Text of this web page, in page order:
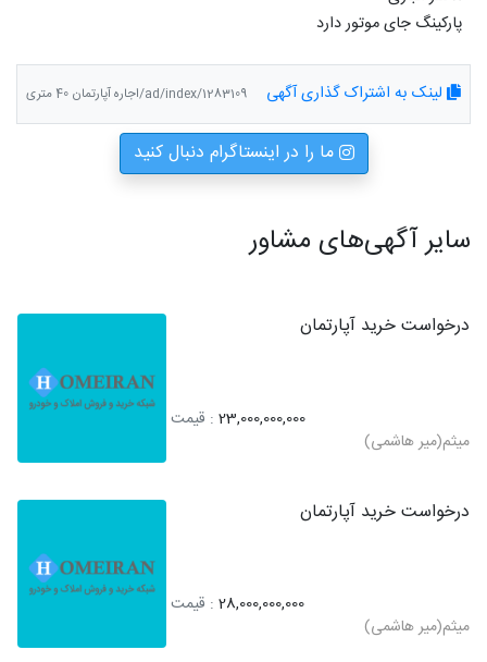
پارکینگ جای موتور دارد
لینک به اشتراک گذاری آگهی ad/index/1283109/اجاره آپارتمان 40 متری
ما را در اینستاگرام دنبال کنید
سایر آگهی‌های مشاور
درخواست خرید آپارتمان
23,000,000,000 : قیمت
میثم(میر هاشمی)
درخواست خرید آپارتمان
28,000,000,000 : قیمت
میثم(میر هاشمی)